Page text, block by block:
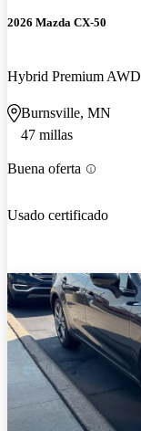
2026 Mazda CX-50
Hybrid Premium AWD
Burnsville, MN
47 millas
Buena oferta
Usado certificado